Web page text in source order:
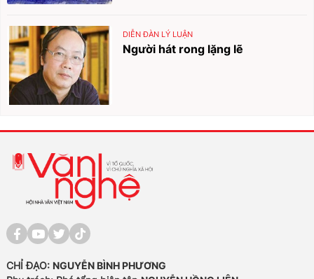
DIỄN ĐÀN LÝ LUẬN
Người hát rong lặng lẽ
CHỈ ĐẠO: NGUYỄN BÌNH PHƯƠNG